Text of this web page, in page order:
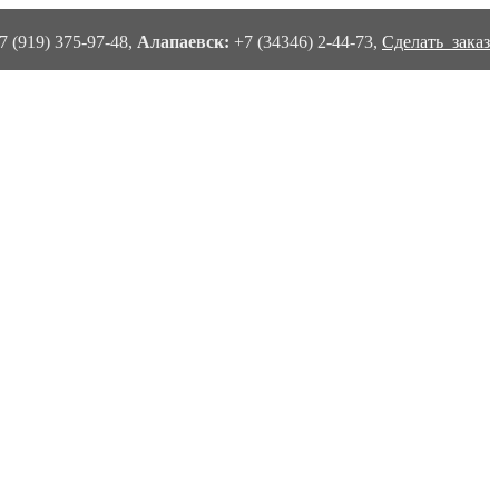
(919) 375-97-48, Алапаевск: +7 (34346) 2-44-73, Сделать заказ